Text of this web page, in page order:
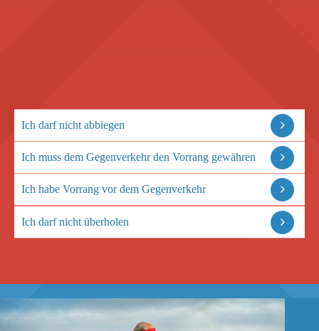
Ich darf nicht abbiegen
Ich muss dem Gegenverkehr den Vorrang gewähren
Ich habe Vorrang vor dem Gegenverkehr
Ich darf nicht überholen